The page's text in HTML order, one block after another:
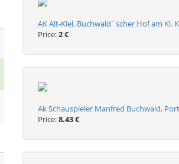
AK Alt-Kiel, Buchwald`scher Hof am Kl.
Price:2 €
Ak Schauspieler Manfred Buchwald,
Price:8.43 €